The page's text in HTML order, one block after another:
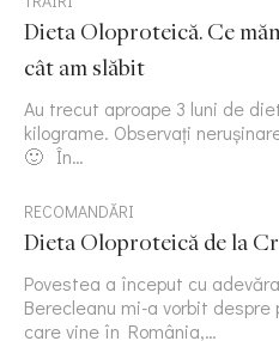
Dieta Oloproteică. Ce
cât am slăbit
Au trecut aproape 3 luni de
kilograme. Observați
🙂 În…
RECOMANDĂRI
Dieta Oloproteică de la
Povestea a început cu
Berecleanu mi-a vorbit
care vine în România,…